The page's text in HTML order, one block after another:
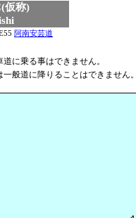
仮称)
阿南安芸道
に乗る事はできません。
般道に降りることはできません